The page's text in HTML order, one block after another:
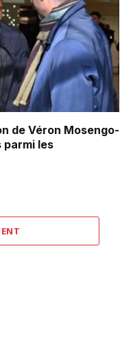
de Véron Mosengo-
parmi les